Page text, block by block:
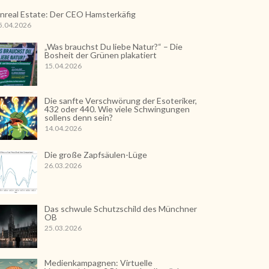
Estate: Der CEO Hamsterkäfig
„Was brauchst Du liebe Natur?“ – Die
Bosheit der Grünen plakatiert
15.04.2026
Die sanfte Verschwörung der Esoteriker,
432 oder 440. Wie viele Schwingungen
sollens denn sein?
14.04.2026
Die große Zapfsäulen-Lüge
26.03.2026
Das schwule Schutzschild des Münchner
OB
25.03.2026
Medienkampagnen: Virtuelle